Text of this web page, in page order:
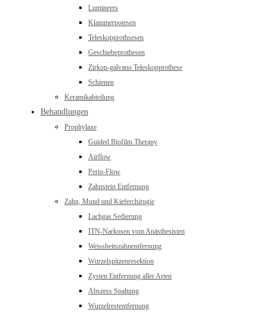
Lumineers
Klammerpotesen
Teleskopprothsesen
Geschiebeprothesen
Zirkon-galvano Teleskopprothese
Schienen
Keramikabteilung
Behandlungen
Prophylaxe
Guided Biofilm Therapy
Airflow
Perio-Flow
Zahnstein Entfernung
Zahn, Mund und Kieferchirugie
Lachgas Sedierung
ITN-Narkosen vom Anästhesisten
Weissheitszahnentfernung
Wurzelspitzenresektion
Zysten Entfernung aller Arten
Abszess Spaltung
Wurzelrestentfernung